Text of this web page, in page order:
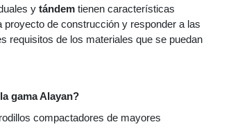
y tándem tienen características
de construcción y responder a las
requisitos de los materiales que se puedan
gama Alayan?
compactadores de mayores